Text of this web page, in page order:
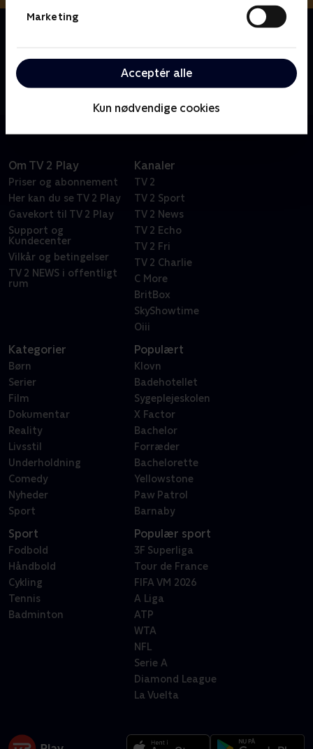
Marketing
Acceptér alle
Kun nødvendige cookies
modige singler mødes for første gang til en
blinddate, hvor du er fluen på væggen. Opstår der
Om TV 2 Play
Priser og abonnement
Her kan du se TV 2 Play
Gavekort til TV 2 Play
Support og
Kundecenter
Vilkår og betingelser
TV 2 NEWS i offentligt
rum
Kanaler
TV 2
TV 2 Sport
TV 2 News
TV 2 Echo
TV 2 Fri
TV 2 Charlie
C More
BritBox
SkyShowtime
Oiii
Kategorier
Børn
Serier
Film
Dokumentar
Reality
Livsstil
Underholdning
Comedy
Nyheder
Sport
Populært
Klovn
Badehotellet
Sygeplejeskolen
X Factor
Bachelor
Forræder
Bachelorette
Yellowstone
Paw Patrol
Barnaby
Sport
Fodbold
Håndbold
Cykling
Tennis
Badminton
Populær sport
3F Superliga
Tour de France
FIFA VM 2026
A Liga
ATP
WTA
NFL
Serie A
Diamond League
La Vuelta